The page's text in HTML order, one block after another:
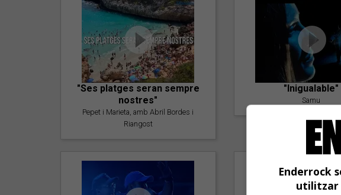
"Ses platges seran sempre
nostres"
Pepet i Marieta, amb Abril Bordes i
Riangost
"Inigualable"
Samu
Enderrock
utilitzar